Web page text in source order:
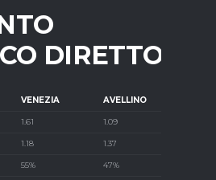
DIRETTO
VENEZIA AVELLINO
1.61 1.09
1.18 1.37
55% 47%